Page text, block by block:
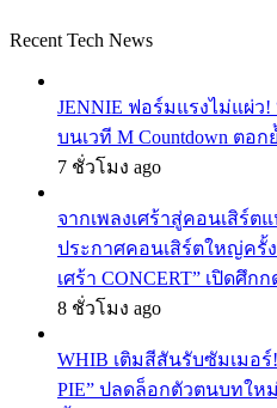
Recent Tech News
JENNIE ฟอร์มแรงไม่แผ่ว!
บนเวที M Countdown ตอ
7 ชั่วโมง ago
จากเพลงเศร้าสู่คอนเสิร์ต
ประกาศคอนเสิร์ตใหญ่ครั้
เศร้า CONCERT” เปิดศึก
8 ชั่วโมง ago
WHIB เติมสีสันรับซัมเมอ
PIE” ปลดล็อกตัวตนบทให